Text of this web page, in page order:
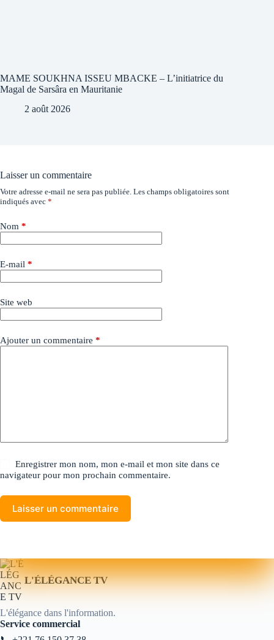
MAME SOUKHNA ISSEU MBACKE – L’initiatrice du
Magal de Sarsâra en Mauritanie
2 août 2026
Laisser un commentaire
Votre adresse e-mail ne sera pas publiée. Les champs obligatoires sont
indiqués avec *
Nom *
E-mail *
Site web
Ajouter un commentaire *
Enregistrer mon nom, mon e-mail et mon site dans ce
navigateur pour mon prochain commentaire.
Laisser un commentaire
L'ÉLÉGANCE TV
L'élégance dans l'information.
Service commercial